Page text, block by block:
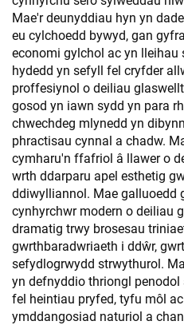
Mae'r deunyddiau hyn yn
eu cylchoedd bywyd, gan
economi gylchol ac yn lleihau
hydedd yn sefyll fel cryfder
proffesiynol o deiliau
gosod yn iawn sydd yn para
chwechdeg mlynedd yn
phractisau cynnal a chadw.
cymharu'n ffafriol â llawer o
wrth ddarparu apel esthetig
ddiwylliannol. Mae galluoedd
cynhyrchwr modern o deiliau
dramatig trwy brosesau
gwrthbaradwriaeth i ddŵr,
sefydlogrwydd strwythurol.
yn defnyddio thriongl
fel heintiau pryfed, tyfu môl
ymddangosiad naturiol a